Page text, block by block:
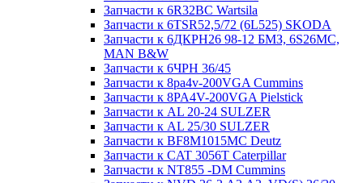
Запчасти к 6R32BC Wartsila
Запчасти к 6TSR52,5/72 (6L525) SKODA
Запчасти к 6ДКРН26 98-12 БМЗ, 6S26MC,
MAN B&W
Запчасти к 6ЧРН 36/45
Запчасти к 8pa4v-200VGA Cummins
Запчасти к 8PA4V-200VGA Pielstick
Запчасти к AL 20-24 SULZER
Запчасти к AL 25/30 SULZER
Запчасти к BF8M1015MC Deutz
Запчасти к CAT 3056T Caterpillar
Запчасти к NT855 -DM Cummins